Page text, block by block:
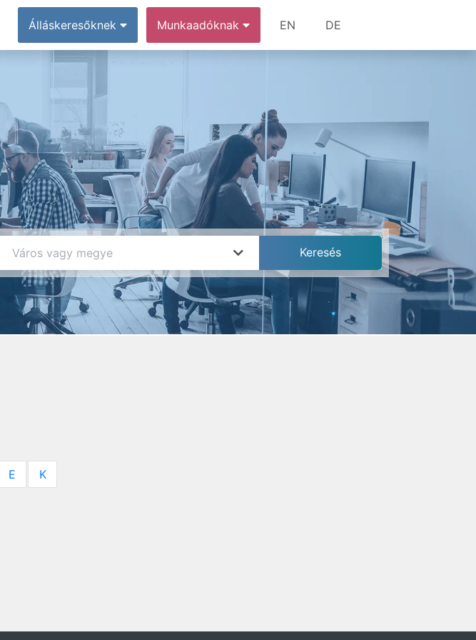
Álláskeresőknek Munkaadóknak EN DE
E K